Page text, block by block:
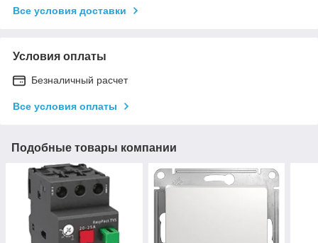
Все условия доставки
Условия оплаты
Безналичный расчет
Все условия оплаты
Подобные товары компании